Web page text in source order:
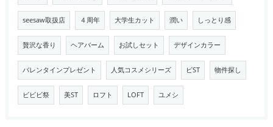
seesaw取扱店 ４周年 大学生カット 潤い しっとり感
贅沢な香り ヘアバーム お試しセット デザインカラー
バレンタインプレゼント 人気コスメシリーズ ビST 物件探し
ビビビ祭 美ST ロフト LOFT ユメシ